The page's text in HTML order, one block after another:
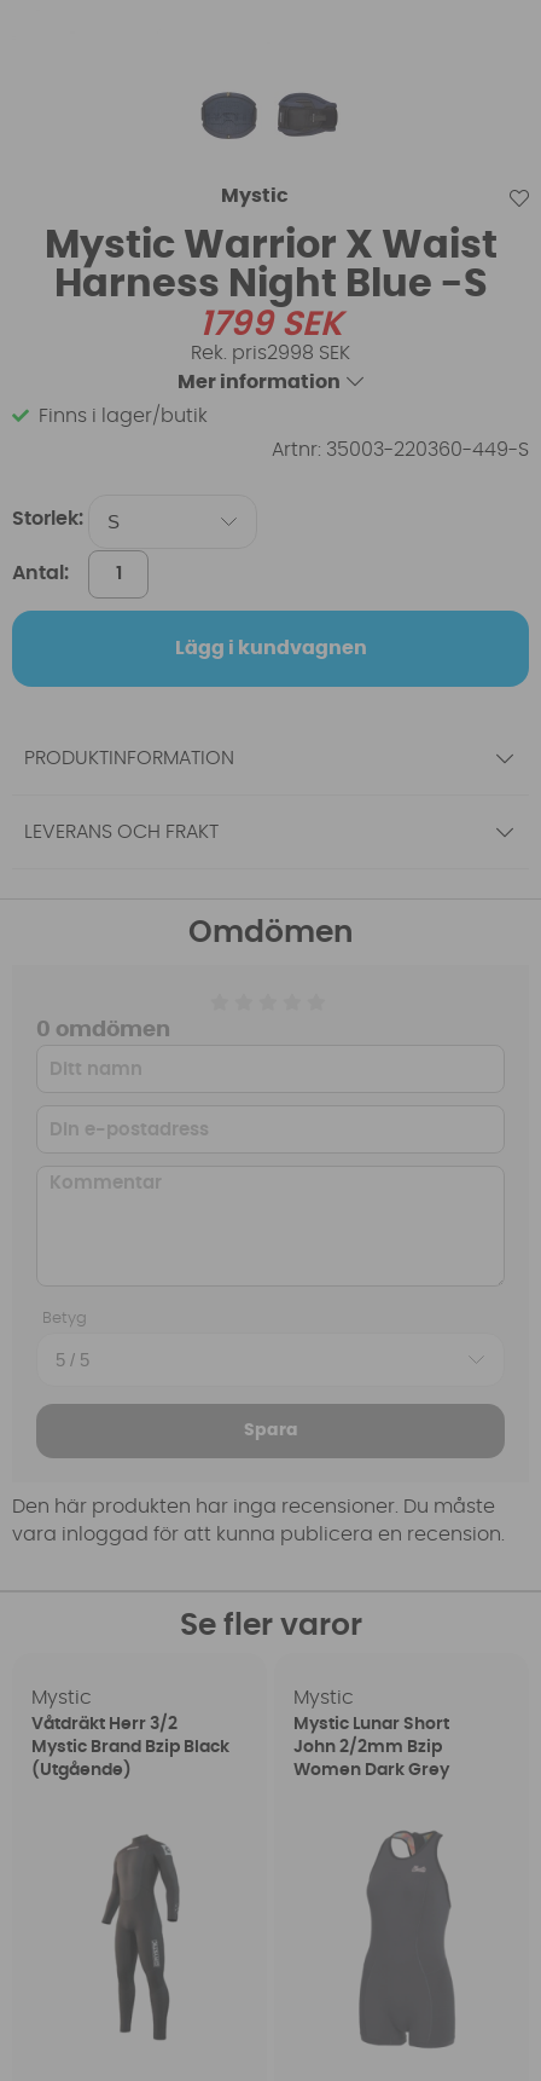
Mystic
Mystic Warrior X Waist
Harness Night Blue -S
1799SEK
2998 SEK
Mer information
Finns i lager/butik
Artnr: 35003-220360-449-S
Storlek:
Antal:
Lägg i kundvagnen
PRODUKTINFORMATION
LEVERANS OCH FRAKT
Omdömen
0 omdömen
Betyg
Spara
Den här produkten har inga recensioner. Du måste
vara inloggad för att kunna publicera en recension.
Se fler varor
Mystic
Våtdräkt Herr 3/2
Mystic Brand Bzip Black
(Utgående)
Mystic
Mystic Lunar Short
John 2/2mm Bzip
Women Dark Grey